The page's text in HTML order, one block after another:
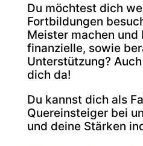
Du möchtest dich
Fortbildungen
Meister machen und
finanzielle, sowie
Unterstützung?
dich da!
Du kannst dich als
Quereinsteiger bei
und deine Stärken